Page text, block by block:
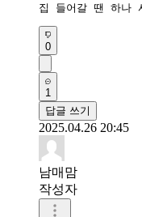
집 들어갈 땐 하나
0
1
답글 쓰기
2025.04.26 20:45
남매맘
작성자